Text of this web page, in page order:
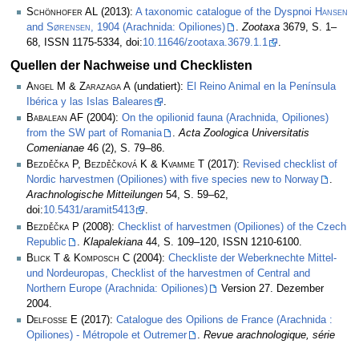
Schönhofer AL (2013): A taxonomic catalogue of the Dyspnoi Hansen
and Sørensen , 1904 (Arachnida: Opiliones) Zootaxa 3679, S. 1–
68, ISSN 1175-5334, doi:10.11646/zootaxa.3679.1.1
Quellen der Nachweise und Checklisten
Angel M & Zarazaga A (undatiert): El Reino Animal en la Península
Ibérica y las Islas Baleares
.
Babalean AF (2004): On the opilionid fauna (Arachnida, Opiliones)
from the SW part of Romania
.Acta Zoologica Universitatis
Comenianae 46 (2), S. 79–86.
Bezděčka P, Bezděčková K & Kvamme T
(2017): Revised checklist of
Nordic harvestmen (Opiliones) with five species new to Norway
.
Arachnologische Mitteilungen 54, S. 59–62,
doi:10.5431/aramit5413
.
Bezděčka P (2008): Checklist of harvestmen (Opiliones) of the Czech
Republic
Klapalekiana 44, S. 109–120, ISSN 1210-6100.
Blick T & Komposch C (2004): Checkliste der Weberknechte Mittel-
und Nordeuropas, Checklist of the harvestmen of Central and
Northern Europe (Arachnida: Opiliones)
Version 27. Dezember
2004.
Delfosse E (2017): Catalogue des Opilions de France (Arachnida :
Opiliones) - Métropole et Outremer
. Revue arachnologique, série